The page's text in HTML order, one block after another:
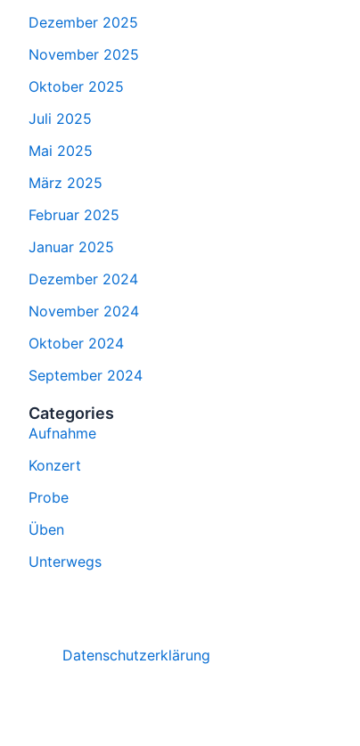
Dezember 2025
November 2025
Oktober 2025
Juli 2025
Mai 2025
März 2025
Februar 2025
Januar 2025
Dezember 2024
November 2024
Oktober 2024
September 2024
Categories
Aufnahme
Konzert
Probe
Üben
Unterwegs
Datenschutzerklärung